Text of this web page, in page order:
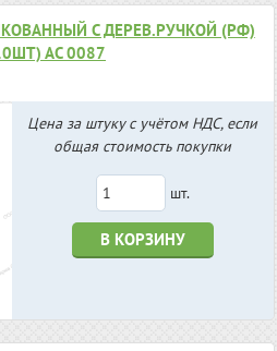
С ДЕРЕВ.РУЧКОЙ (РФ)
АС 0087
Цена за штуку с учётом НДС, если
общая стоимость покупки
шт.
В КОРЗИНУ